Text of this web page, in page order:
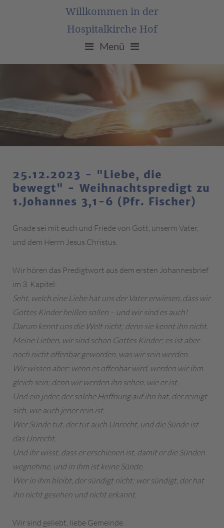
Willkommen in der
Hospitalkirche Hof
Menü
25.12.2023 - "Liebe, die
bewegt" - Weihnachtspredigt zu
1.Johannes 3,1-6 (Pfr. Fischer)
Gnade sei mit euch und Friede von Gott, unserm Vater,
und dem Herrn Jesus Christus.
Wir hören das Predigtwort aus dem ersten Johannesbrief
im 3. Kapitel:
Seht, welch eine Liebe hat uns der Vater erwiesen, dass wir
Gottes Kinder heißen sollen – und wir sind es auch!
Darum kennt uns die Welt nicht; denn sie kennt ihn nicht.
Meine Lieben, wir sind schon Gottes Kinder; es ist aber
noch nicht offenbar geworden, was wir sein werden.
Wir wissen aber: wenn es offenbar wird, werden wir ihm
gleich sein; denn wir werden ihn sehen, wie er ist.
Und ein jeder, der solche Hoffnung auf ihn hat, der reinigt
sich, wie auch jener rein ist.
Wer Sünde tut, der tut auch Unrecht, und die Sünde ist
das Unrecht.
Und ihr wisst, dass er erschienen ist, damit er die Sünden
wegnehme, und in ihm ist keine Sünde.
Wer in ihm bleibt, der sündigt nicht; wer sündigt, der hat
ihn nicht gesehen und nicht erkannt.
Wir sind geliebt, liebe Gemeinde.